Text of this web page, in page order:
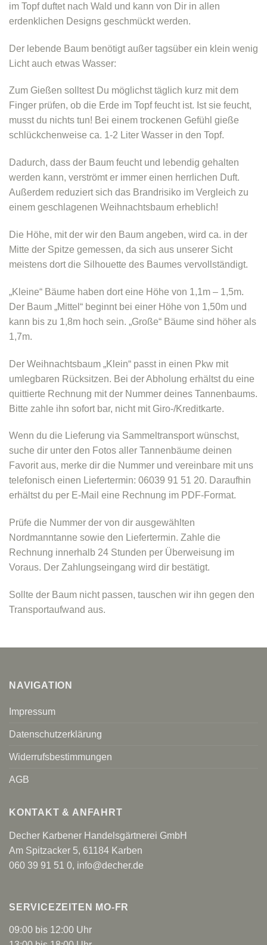
im Topf duftet nach Wald und kann von Dir in allen
erdenklichen Designs geschmückt werden.
Der lebende Baum benötigt außer tagsüber ein klein wenig
Licht auch etwas Wasser:
Zum Gießen solltest Du möglichst täglich kurz mit dem
Finger prüfen, ob die Erde im Topf feucht ist. Ist sie feucht,
musst du nichts tun! Bei einem trockenen Gefühl gieße
schlückchenweise ca. 1-2 Liter Wasser in den Topf.
Dadurch, dass der Baum feucht und lebendig gehalten
werden kann, verströmt er immer einen herrlichen Duft.
Außerdem reduziert sich das Brandrisiko im Vergleich zu
einem geschlagenen Weihnachtsbaum erheblich!
Die Höhe, mit der wir den Baum angeben, wird ca. in der
Mitte der Spitze gemessen, da sich aus unserer Sicht
meistens dort die Silhouette des Baumes vervollständigt.
„Kleine“ Bäume haben dort eine Höhe von 1,1m – 1,5m.
Der Baum „Mittel“ beginnt bei einer Höhe von 1,50m und
kann bis zu 1,8m hoch sein. „Große“ Bäume sind höher als
1,7m.
Der Weihnachtsbaum „Klein“ passt in einen Pkw mit
umlegbaren Rücksitzen. Bei der Abholung erhältst du eine
quittierte Rechnung mit der Nummer deines Tannenbaums.
Bitte zahle ihn sofort bar, nicht mit Giro-/Kreditkarte.
Wenn du die Lieferung via Sammeltransport wünschst,
suche dir unter den Fotos aller Tannenbäume deinen
Favorit aus, merke dir die Nummer und vereinbare mit uns
telefonisch einen Liefertermin: 06039 91 51 20. Daraufhin
erhältst du per E-Mail eine Rechnung im PDF-Format.
Prüfe die Nummer der von dir ausgewählten
Nordmanntanne sowie den Liefertermin. Zahle die
Rechnung innerhalb 24 Stunden per Überweisung im
Voraus. Der Zahlungseingang wird dir bestätigt.
Sollte der Baum nicht passen, tauschen wir ihn gegen den
Transportaufwand aus.
NAVIGATION
Impressum
Datenschutzerklärung
Widerrufsbestimmungen
AGB
KONTAKT & ANFAHRT
Decher Karbener Handelsgärtnerei GmbH
Am Spitzacker 5, 61184 Karben
060 39 91 51 0, info@decher.de
SERVICEZEITEN MO-FR
09:00 bis 12:00 Uhr